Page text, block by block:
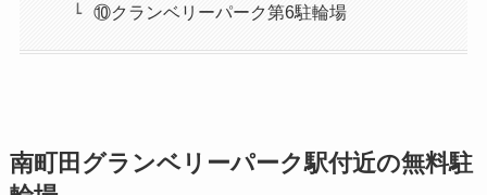
⑩クランベリーパーク第6駐輪場
南町田グランベリーパーク駅付近の無料駐